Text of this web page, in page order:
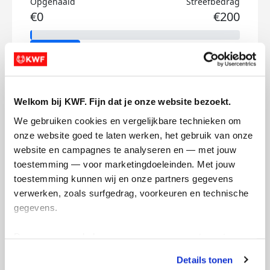
Welkom bij KWF. Fijn dat je onze website bezoekt.
We gebruiken cookies en vergelijkbare technieken om
onze website goed te laten werken, het gebruik van onze
website en campagnes te analyseren en — met jouw
toestemming — voor marketingdoeleinden. Met jouw
toestemming kunnen wij en onze partners gegevens
verwerken, zoals surfgedrag, voorkeuren en technische
gegevens.
tonen. Je kunt je toestemming op elk moment wijzigen of
Details tonen
€0 €200
Doneer